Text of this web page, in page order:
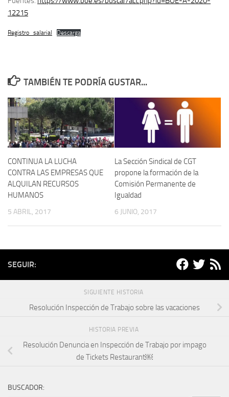
12215
Registro_salarial Descarga
TAMBIÉN TE PODRÍA GUSTAR...
CONTINUA LA LUCHA
CONTRA LAS EMPRESAS QUE
ALQUILAN RECURSOS
HUMANOS
5 ABRIL, 2017
La Sección Sindical de CGT
propone la formación de la
Comisión Permanente de
Igualdad
6 JUNIO, 2017
SEGUIR:
SIGUIENTE HISTORIA
Resolución Inspección de Trabajo sobre las vacaciones
HISTORIA PREVIA
Resolución Denuncia en Inspección de Trabajo por impago
de Tickets Restaurant￼
BUSCADOR: